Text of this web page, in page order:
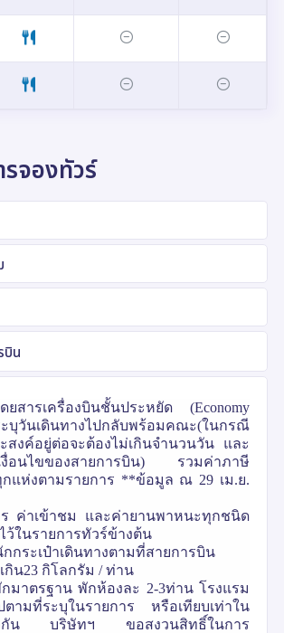
รจองทัวร์
บิน
ยสารเครื่องบินชั้นประหยัด (Economy
ะบุวันเดินทางไปกลับพร้อมคณะ(ในกรณี
สงค์อยู่ต่อจะต้องไม่เกินจำนวนวัน และ
งื่อนไขของสายการบิน) รวมค่าภาษี
แห่งตามรายการ **ข้อมูล ณ 29 เม.ย.
ร ค่าเข้าชม และค่ายานพาหนะทุกชนิด
ว้ในรายการทัวร์ข้างต้น
กระเป๋าเดินทางตามที่สายการบิน
กิน23 กิโลกรัม / ท่าน
มาตรฐาน พักห้องละ 2-3ท่าน โรงแรม
ตามที่ระบุในรายการ หรือเทียบเท่าใน
วกัน บริษัทฯ ขอสงวนสิทธิ์ในการ